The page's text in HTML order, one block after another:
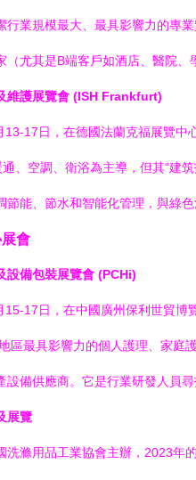
行業規模最大、最具影響力的專
（尤其是B端客戶如酒店、醫院
維護展覽會 (ISH Frankfurt)
17日，在德國法蘭克福展覽中
通、空調、衛浴為主導，但其“建
能、節水和智能化管理，與綠色
會
設備包裝展覽會 (PCHi)
17日，在中國廣州保利世貿博
區最具影響力的個人護理、家
備供應商。它是行業研發人員
展覽
洗滌用品工業協會主辦，2023年